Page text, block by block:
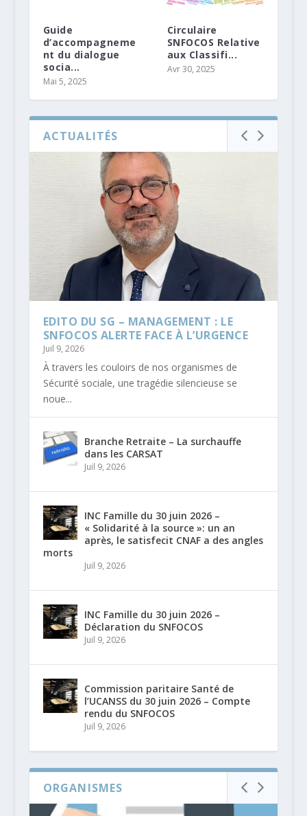
Guide
d’accompagneme
nt du dialogue
socia...
Mai 5, 2025
Circulaire
SNFOCOS Relative
aux Classifi...
Avr 30, 2025
ACTUALITÉS
EDITO DU SG – MANAGEMENT : LE
SNFOCOS ALERTE FACE À L’URGENCE
Juil 9, 2026
À travers les couloirs de nos organismes de
Sécurité sociale, une tragédie silencieuse se
noue...
Branche Retraite – La surchauffe
dans les CARSAT
Juil 9, 2026
INC Famille du 30 juin 2026 –
« Solidarité à la source »: un an
après, le satisfecit CNAF a des angles
morts
Juil 9, 2026
INC Famille du 30 juin 2026 –
Déclaration du SNFOCOS
Juil 9, 2026
Commission paritaire Santé de
l’UCANSS du 30 juin 2026 – Compte
rendu du SNFOCOS
Juil 9, 2026
ORGANISMES